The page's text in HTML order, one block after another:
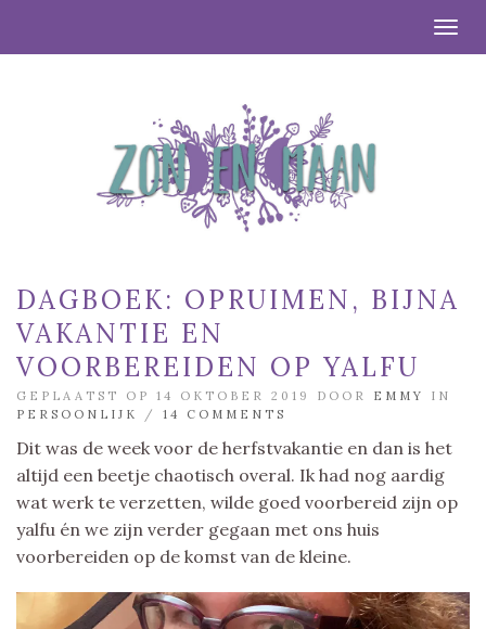
DAGBOEK: OPRUIMEN, BIJNA
VAKANTIE EN
VOORBEREIDEN OP YALFU
GEPLAATST OP 14 OKTOBER 2019 DOOR EMMY
IN
PERSOONLIJK
/ 14 COMMENTS
Dit was de week voor de herfstvakantie en dan is het
altijd een beetje chaotisch overal. Ik had nog aardig
wat werk te verzetten, wilde goed voorbereid zijn op
yalfu én we zijn verder gegaan met ons huis
voorbereiden op de komst van de kleine.